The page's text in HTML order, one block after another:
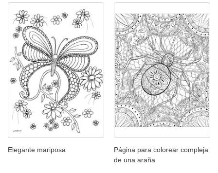
Elegante mariposa
Página para colorear compleja
de una araña